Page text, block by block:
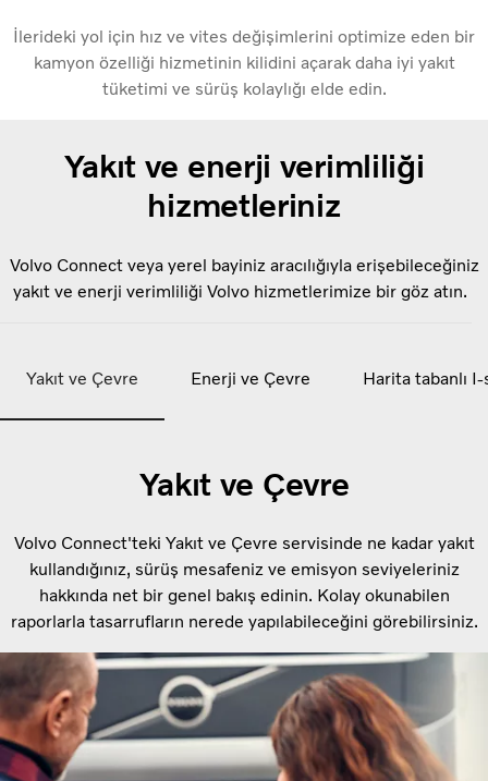
İlerideki yol için hız ve vites değişimlerini optimize eden bir
kamyon özelliği hizmetinin kilidini açarak daha iyi yakıt
tüketimi ve sürüş kolaylığı elde edin.
Yakıt ve enerji verimliliği
hizmetleriniz
Volvo Connect veya yerel bayiniz aracılığıyla erişebileceğiniz
yakıt ve enerji verimliliği Volvo hizmetlerimize bir göz atın.
Yakıt ve Çevre Enerji ve Çevre Harita tabanlı
Yakıt ve Çevre
Volvo Connect'teki Yakıt ve Çevre servisinde ne kadar yakıt
kullandığınız, sürüş mesafeniz ve emisyon seviyeleriniz
hakkında net bir genel bakış edinin. Kolay okunabilen
raporlarla tasarrufların nerede yapılabileceğini görebilirsiniz.